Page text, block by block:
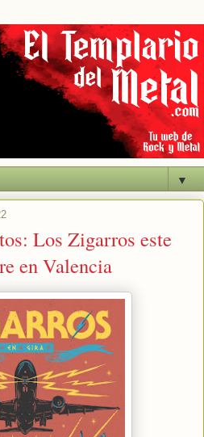
▼
Los Zigarros este
en Valencia